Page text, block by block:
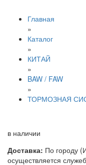
Главная
»
Каталог
»
КИТАЙ
»
BAW / FAW
»
ТОРМОЗНАЯ
в наличии
Доставка: По городу
осуществляется